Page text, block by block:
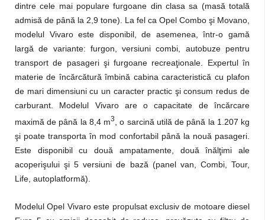
dintre cele mai populare furgoane din clasa sa (masă totală
admisă de până la 2,9 tone). La fel ca Opel Combo şi Movano,
modelul Vivaro este disponibil, de asemenea, într-o gamă
largă de variante: furgon, versiuni combi, autobuze pentru
transport de pasageri şi furgoane recreaţionale. Expertul în
materie de încărcătură îmbină cabina caracteristică cu plafon
de mari dimensiuni cu un caracter practic şi consum redus de
carburant. Modelul Vivaro are o capacitate de încărcare
maximă de până la 8,4 m3, o sarcină utilă de până la 1.207 kg
şi poate transporta în mod confortabil până la nouă pasageri.
Este disponibil cu două ampatamente, două înălţimi ale
acoperişului şi 5 versiuni de bază (panel van, Combi, Tour,
Life, autoplatformă).
Modelul Opel Vivaro este propulsat exclusiv de motoare diesel